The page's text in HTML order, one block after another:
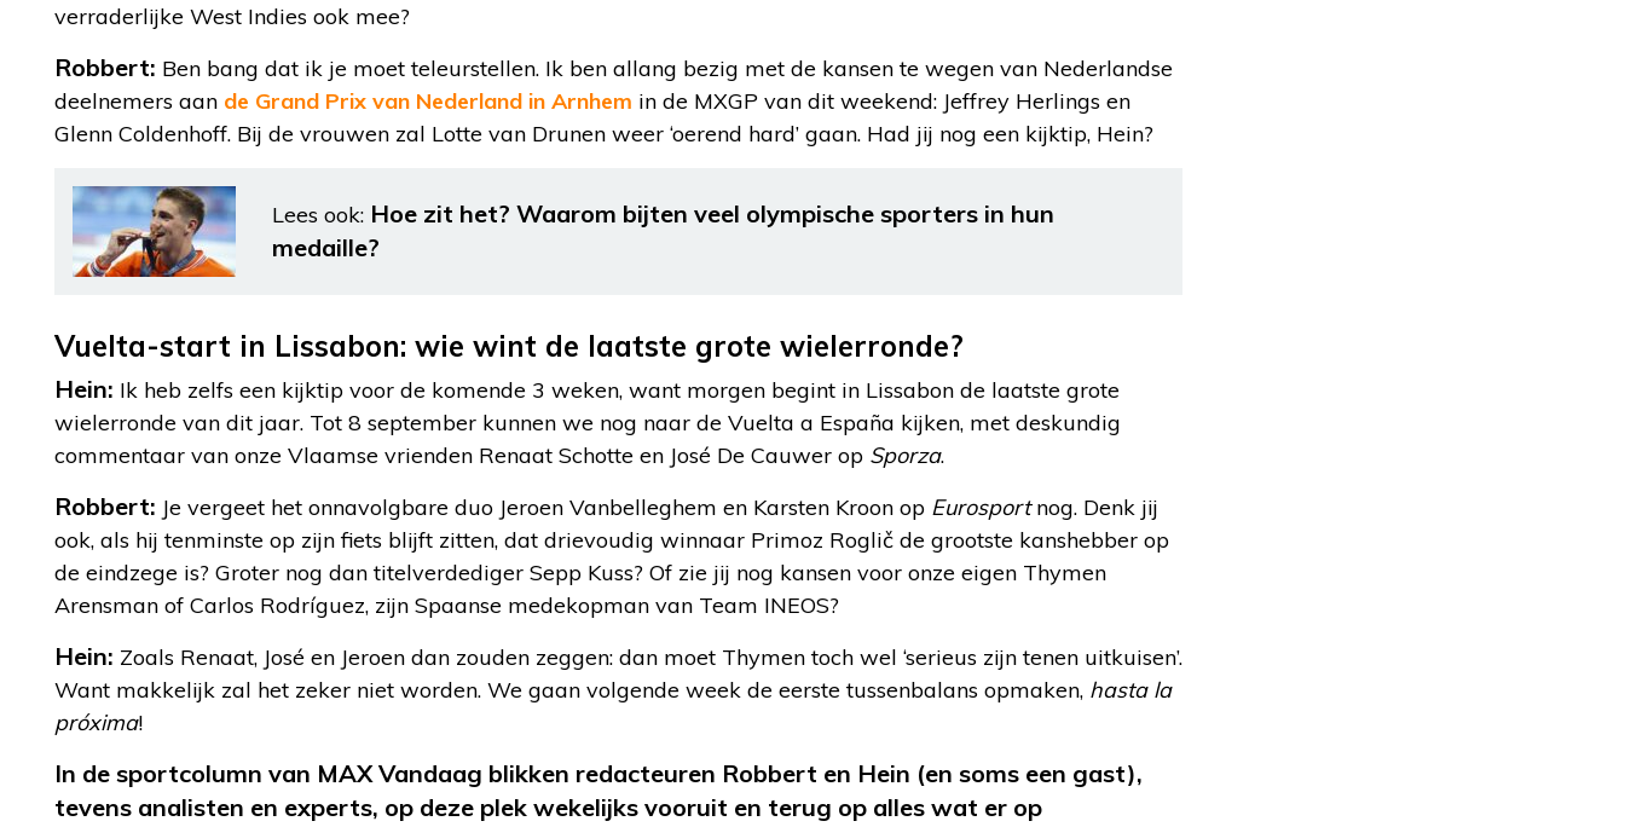
verraderlijke West Indies ook mee?
Robbert: Ben bang dat ik je moet teleurstellen. Ik ben allang bezig met de kansen te wegen van Nederlandse
deelnemers aan de Grand Prix van Nederland in Arnhem in de MXGP van dit weekend: Jeffrey Herlings en
Glenn Coldenhoff. Bij de vrouwen zal Lotte van Drunen weer ‘oerend hard’ gaan. Had jij nog een kijktip, Hein?
Lees ook: Hoe zit het? Waarom bijten veel olympische sporters in hun
medaille?
Vuelta-start in Lissabon: wie wint de laatste grote wielerronde?
Hein: Ik heb zelfs een kijktip voor de komende 3 weken, want morgen begint in Lissabon de laatste grote
wielerronde van dit jaar. Tot 8 september kunnen we nog naar de Vuelta a España kijken, met deskundig
commentaar van onze Vlaamse vrienden Renaat Schotte en José De Cauwer op Sporza.
Robbert: Je vergeet het onnavolgbare duo Jeroen Vanbelleghem en Karsten Kroon op Eurosportnog. Denk jij
ook, als hij tenminste op zijn fiets blijft zitten, dat drievoudig winnaar Primoz Roglič de grootste kanshebber op
de eindzege is? Groter nog dan titelverdediger Sepp Kuss? Of zie jij nog kansen voor onze eigen Thymen
Arensman of Carlos Rodríguez, zijn Spaanse medekopman van Team INEOS?
Hein: Zoals Renaat, José en Jeroen dan zouden zeggen: dan moet Thymen toch wel ‘serieus zijn tenen uitkuisen’.
Want makkelijk zal het zeker niet worden. We gaan volgende week de eerste tussenbalans opmaken, hasta la
próxima!
In de sportcolumn van MAX Vandaag blikken redacteuren Robbert en Hein (en soms een gast),
tevens analisten en experts, op deze plek wekelijks vooruit en terug op alles wat er op